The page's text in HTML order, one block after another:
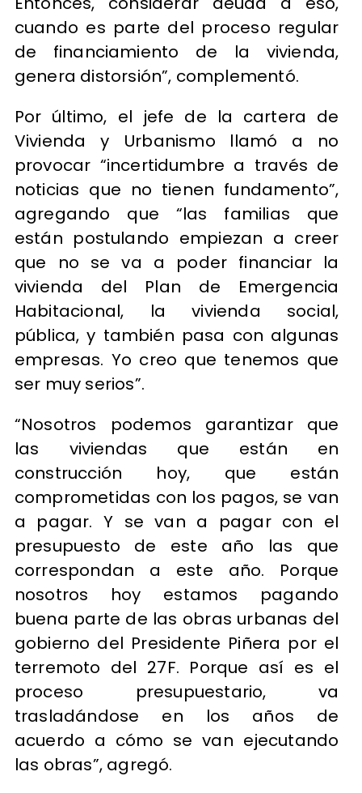
cuando es parte del proceso regular
de financiamiento de la vivienda,
genera distorsión”, complementó.
Por último, el jefe de la cartera de
Vivienda y Urbanismo llamó a no
provocar “incertidumbre a través de
noticias que no tienen fundamento”,
agregando que “las familias que
están postulando empiezan a creer
que no se va a poder financiar la
vivienda del Plan de Emergencia
Habitacional, la vivienda social,
pública, y también pasa con algunas
empresas. Yo creo que tenemos que
ser muy serios”.
“Nosotros podemos garantizar que
las viviendas que están en
construcción hoy, que están
comprometidas con los pagos, se van
a pagar. Y se van a pagar con el
presupuesto de este año las que
correspondan a este año. Porque
nosotros hoy estamos pagando
buena parte de las obras urbanas del
gobierno del Presidente Piñera por el
terremoto del 27F. Porque así es el
proceso presupuestario, va
trasladándose en los años de
acuerdo a cómo se van ejecutando
las obras”, agregó.